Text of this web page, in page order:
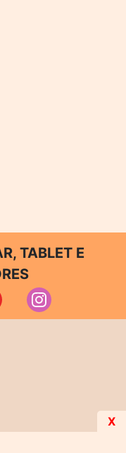
TABLET E
X